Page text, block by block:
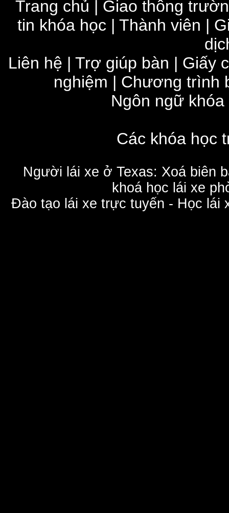
Trang chủ | Giao thông
tin khóa học | Thành viên |
Liên hệ | Trợ giúp bàn | Giấy
nghiệm | Chương trình
Ngôn ngữ khóa
Các khóa học
Người lái xe ở Texas: Xoá biên
khoá học lái xe
Đào tạo lái xe trực tuyến - Học